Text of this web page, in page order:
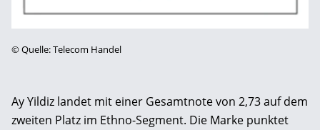
©Quelle: Telecom Handel
Ay Yildiz landet mit einer Gesamtnote von 2,73 auf dem
zweiten Platz im Ethno-Segment. Die Marke punktet